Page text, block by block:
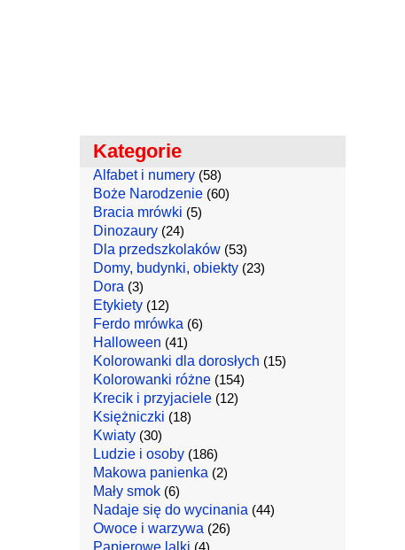
Kategorie
Alfabet i numery(58)
Boże Narodzenie(60)
Bracia mrówki (5)
Dinozaury(24)
Dla przedszkolaków(53)
Domy, budynki, obiekty(23)
Dora (3)
Etykiety(12)
Ferdo mrówka (6)
Halloween (41)
Kolorowanki dla dorosłych (15)
Kolorowanki różne(154)
Krecik i przyjaciele(12)
Księżniczki (18)
Kwiaty(30)
Ludzie i osoby(186)
Makowa panienka (2)
Mały smok(6)
Nadaje się do wycinania (44)
Owoce i warzywa (26)
Papierowe lalki (4)